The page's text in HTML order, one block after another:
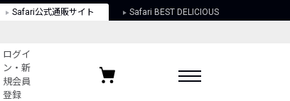
Safari公式通販サイト Safari BEST DELICIOUS
ログイ
ン・新
規会員
登録